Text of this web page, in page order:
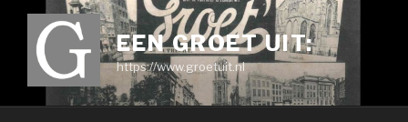
EEN GROET UIT:
https://www.groetuit.nl